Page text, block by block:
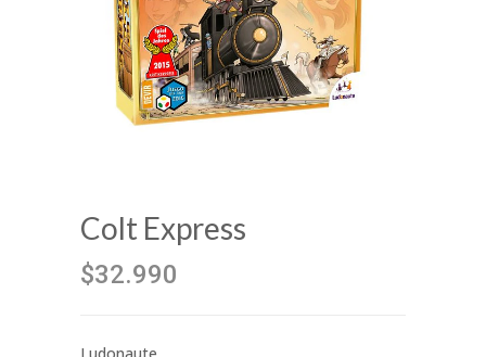
Colt Express
$32.990
Ludonaute